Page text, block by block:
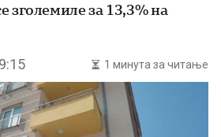
зголемиле за 13,3% на
1 минута за читање